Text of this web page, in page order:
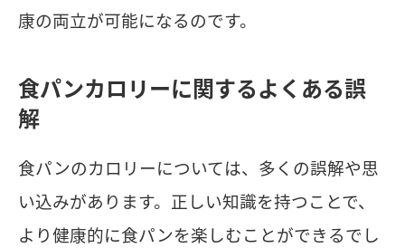
康の両立が可能になるのです。
食パンカロリーに関するよくある誤
解
食パンのカロリーについては、多くの誤解や思
い込みがあります。正しい知識を持つことで、
より健康的に食パンを楽しむことができるでし